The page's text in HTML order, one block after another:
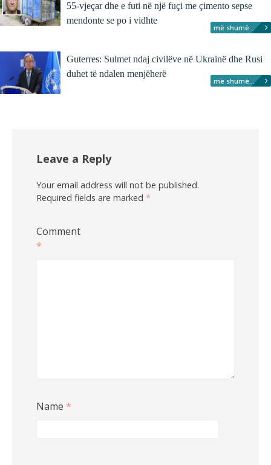
55-vjeçar dhe e futi në një fuçi me çimento sepse
mendonte se po i vidhte
më shumë...
Guterres: Sulmet ndaj civilëve në Ukrainë dhe Rusi
duhet të ndalen menjëherë
më shumë...
Leave a Reply
Your email address will not be published.
Required fields are marked *
Comment
*
Name *